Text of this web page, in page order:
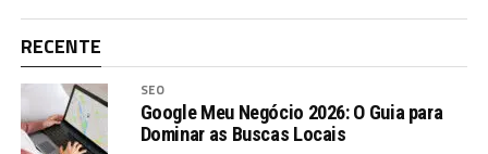
RECENTE
SEO
Google Meu Negócio 2026: O Guia para
Dominar as Buscas Locais